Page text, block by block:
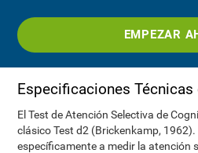
EMPEZAR
Especificaciones Técnicas
El Test de Atención Selectiva de
clásico Test d2 (Brickenkamp,
específicamente a medir la atención